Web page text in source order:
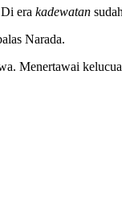
era kadewatan
Narada.
Menertawai